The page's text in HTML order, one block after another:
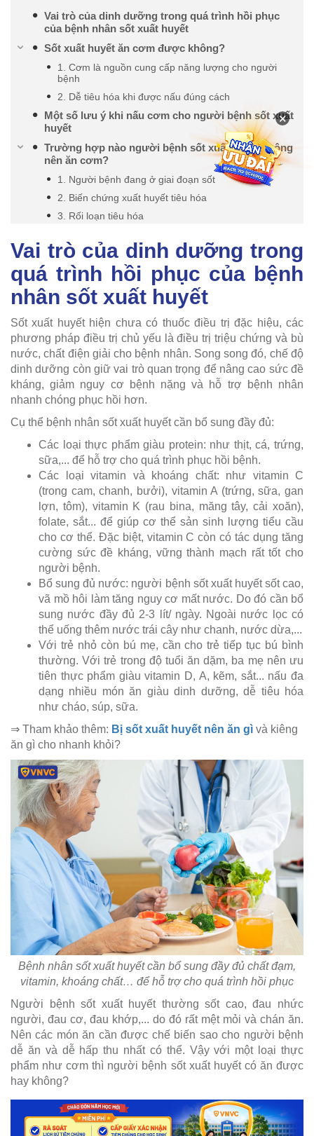
Vai trò của dinh dưỡng trong quá trình hồi phục
của bệnh nhân sốt xuất huyết
Sốt xuất huyết ăn cơm được không?
1. Cơm là nguồn cung cấp năng lượng cho người
bệnh
2. Dễ tiêu hóa khi được nấu đúng cách
Một số lưu ý khi nấu cơm cho người bệnh sốt xuất
huyết
Trường hợp nào người bệnh sốt xuất huyết không
nên ăn cơm?
1. Người bệnh đang ở giai đoạn sốt
2. Biến chứng xuất huyết tiêu hóa
3. Rối loạn tiêu hóa
Vai trò của dinh dưỡng trong
quá trình hồi phục của bệnh
nhân sốt xuất huyết
Sốt xuất huyết hiện chưa có thuốc điều trị đặc hiệu, các
phương pháp điều trị chủ yếu là điều trị triệu chứng và bù
nước, chất điện giải cho bệnh nhân. Song song đó, chế độ
dinh dưỡng còn giữ vai trò quan trọng để nâng cao sức đề
kháng, giảm nguy cơ bệnh nặng và hỗ trợ bệnh nhân
nhanh chóng phục hồi hơn.
Cụ thể bệnh nhân sốt xuất huyết cần bổ sung đầy đủ:
Các loại thực phẩm giàu protein: như thịt, cá, trứng,
sữa,... để hỗ trợ cho quá trình phục hồi bệnh.
Các loại vitamin và khoáng chất: như vitamin C
(trong cam, chanh, bưởi), vitamin A (trứng, sữa, gan
lợn, tôm), vitamin K (rau bina, măng tây, cải xoăn),
folate, sắt... để giúp cơ thể sản sinh lượng tiểu cầu
cho cơ thể. Đặc biệt, vitamin C còn có tác dụng tăng
cường sức đề kháng, vững thành mạch rất tốt cho
người bệnh.
Bổ sung đủ nước: người bệnh sốt xuất huyết sốt cao,
vã mồ hôi làm tăng nguy cơ mất nước. Do đó cần bổ
sung nước đầy đủ 2-3 lít/ ngày. Ngoài nước lọc có
thể uống thêm nước trái cây như chanh, nước dừa,...
Với trẻ nhỏ còn bú mẹ, cần cho trẻ tiếp tục bú bình
thường. Với trẻ trong độ tuổi ăn dặm, ba mẹ nên ưu
tiên thực phẩm giàu vitamin D, A, kẽm, sắt... nấu đa
dạng nhiều món ăn giàu dinh dưỡng, dễ tiêu hóa
như cháo, súp, sữa.
⇒ Tham khảo thêm: Bị sốt xuất huyết nên ăn gì và kiêng
ăn gì cho nhanh khỏi?
Bệnh nhân sốt xuất huyết cần bổ sung đầy đủ chất đạm,
vitamin, khoáng chất… để hỗ trợ cho quá trình hồi phục
Người bệnh sốt xuất huyết thường sốt cao, đau nhức
người, đau cơ, đau khớp,... do đó rất mệt mỏi và chán ăn.
Nên các món ăn cần được chế biến sao cho người bệnh
dễ ăn và dễ hấp thu nhất có thể. Vậy với một loại thực
phẩm như cơm thì người bệnh sốt xuất huyết có ăn được
hay không?
×